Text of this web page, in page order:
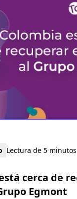
Lectura de 5 minutos
cerca de
Egmont